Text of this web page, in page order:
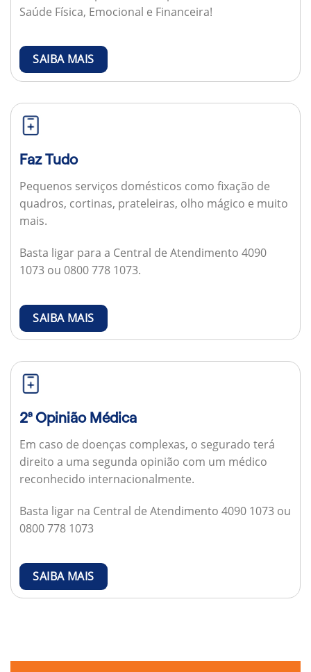
Saúde Física, Emocional e Financeira!
SAIBA MAIS
Faz Tudo
Pequenos serviços domésticos como fixação de
quadros, cortinas, prateleiras, olho mágico e muito
mais.
Basta ligar para a Central de Atendimento 4090
1073 ou 0800 778 1073.
SAIBA MAIS
2ª Opinião Médica
Em caso de doenças complexas, o segurado terá
direito a uma segunda opinião com um médico
reconhecido internacionalmente.
Basta ligar na Central de Atendimento 4090 1073 ou
0800 778 1073
SAIBA MAIS